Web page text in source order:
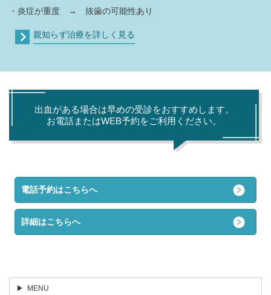
・炎症が重度 → 抜歯の可能性あり
親知らず治療を詳しく見る
出血がある場合は早めの受診をおすすめします。
お電話またはWEB予約をご利用ください。
電話予約はこちらへ
詳細はこちらへ
MENU